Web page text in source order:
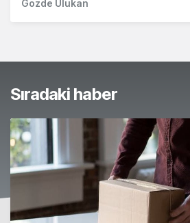
Gözde Ulukan
Sıradaki haber